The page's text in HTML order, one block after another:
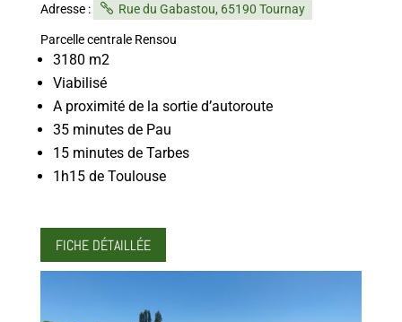
Adresse : Rue du Gabastou, 65190 Tournay
Parcelle centrale Rensou
3180 m2
Viabilisé
A proximité de la sortie d’autoroute
35 minutes de Pau
15 minutes de Tarbes
1h15 de Toulouse
FICHE DÉTAILLÉE